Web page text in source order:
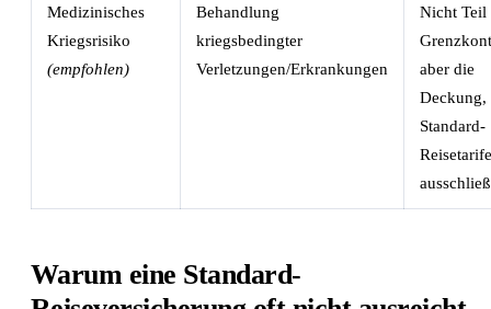
Medizinisches
Kriegsrisiko
(empfohlen)
Behandlung
kriegsbedingter
Verletzungen/Erkrankungen
Nicht Teil
aber die
Deckung,
Standard-
Reisetarife
Warum eine Standard-